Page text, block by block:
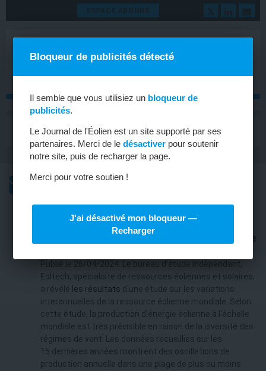
ESPACE ABONNÉ
MENU
L’ACTU
ÉOLIEN
Le vent, une ressource très prévisible
Eoltech, spécialiste de ressources éoliennes et solaires,
a révélé les résultats d'une étude sur les variations
interannuelles de la ressource éolienne mondiale. Selon
cette étude, la production d'énergie éolienne à l'échelle
mondiale est très prévisible en raison de la diversité des
régimes de vent. Les données recueillies sur les
15 dernières années montrent des oscillations de
production annuelle dans une plage de plus ou moins
Bloqueur de publicités détecté
Il semble que vous utilisiez un bloqueur de
publicités.
Le Journal de l'Éolien est un site supporté par ses
partenaires. Merci de ledésactiver pour soutenir
notre site, puis de recharger la page.
Merci pour votre soutien !
J'ai désactivé mon bloqueur —
Recharger